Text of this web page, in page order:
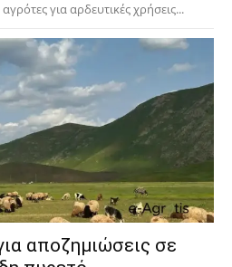
για αρδευτικές χρήσεις...
αποζημιώσεις σε